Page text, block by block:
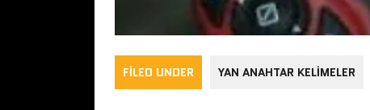
FILED UNDER YAN ANAHTAR KELIMELER